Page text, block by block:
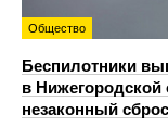
Общество
Беспилотники
в
незаконный